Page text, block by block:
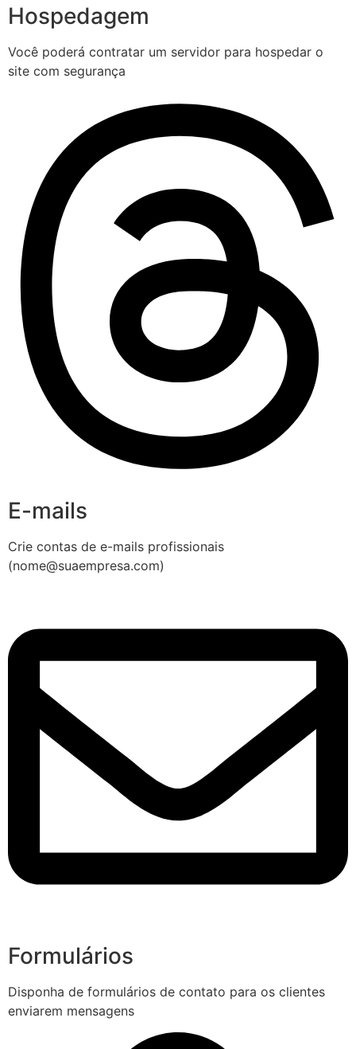
Hospedagem
Você poderá contratar um servidor para hospedar o
site com segurança
E-mails
Crie contas de e-mails profissionais
(nome@suaempresa.com)
Formulários
Disponha de formulários de contato para os clientes
enviarem mensagens